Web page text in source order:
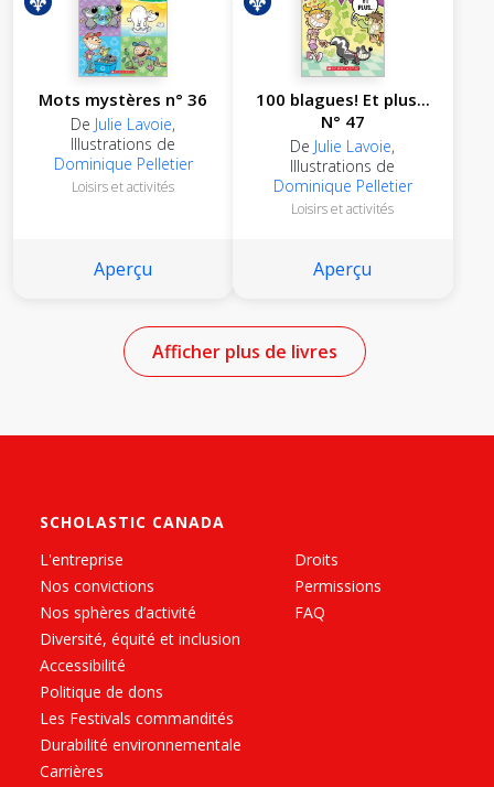
Mots mystères n° 36
De Julie Lavoie,
Illustrations de
Dominique Pelletier
Loisirs et activités
Aperçu
100 blagues! Et plus...
N° 47
De Julie Lavoie,
Illustrations de
Dominique Pelletier
Loisirs et activités
Aperçu
Afficher plus de livres
SCHOLASTIC CANADA
L'entreprise
Nos convictions
Nos sphères d’activité
Diversité, équité et inclusion
Accessibilité
Politique de dons
Les Festivals commandités
Durabilité environnementale
Carrières
Droits
Permissions
FAQ